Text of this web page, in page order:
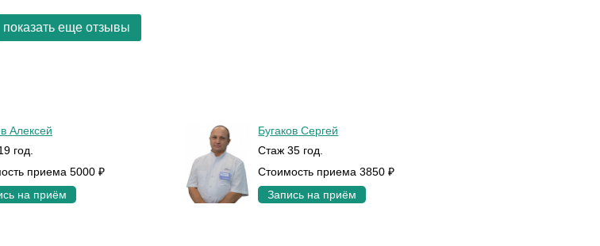
показать еще отзывы
Алексей
год.
приема 5000 ₽
на приём
Бугаков Сергей
Стаж 35 год.
Стоимость приема 3850 ₽
Запись на приём